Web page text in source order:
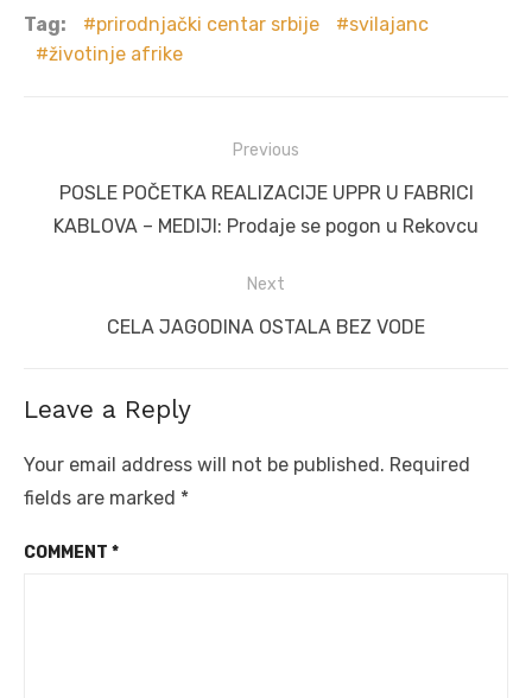
Tag: prirodnjački centar srbije
svilajanc
životinje afrike
navigation
Previous
Previous
post:
POSLE POČETKA REALIZACIJE UPPR U FABRICI
KABLOVA – MEDIJI: Prodaje se pogon u Rekovcu
Next
Next
CELA JAGODINA OSTALA BEZ VODE
Leave a Reply
Your email address will not be published. Required
fields are marked *
COMMENT *